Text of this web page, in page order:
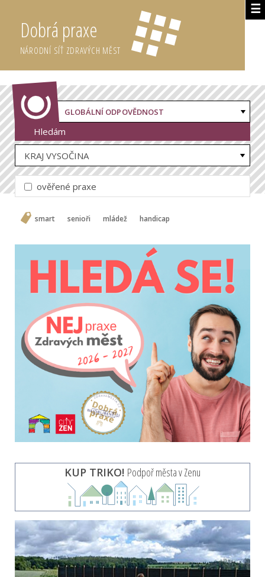
☰
Dobrá praxe
NÁRODNÍ SÍŤ ZDRAVÝCH MĚST
GLOBÁLNÍ ODPOVĚDNOST
Hledám
KRAJ VYSOČINA
ověřené praxe
smart senioři mládež handicap
KUP TRIKO! Podpoř města v Zenu